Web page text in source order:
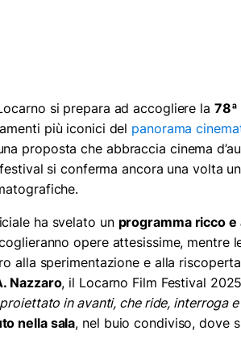
si prepara ad accogliere la 78ª
più iconici del panorama
proposta che abbraccia cinema
si conferma ancora una volta
ha svelato un programma ricco
opere attesissime, mentre
alla sperimentazione e alla
Nazzaro, il Locarno Film Festival
in avanti, che ride, interroga
nella sala, nel buio condiviso, dove